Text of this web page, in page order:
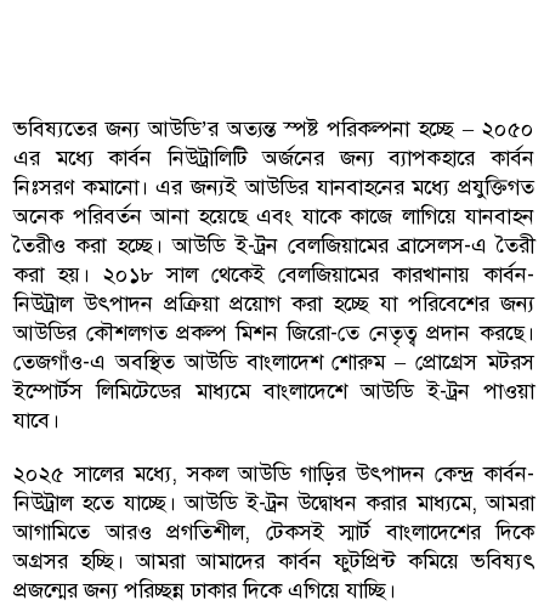
ভবিষ্যতের জন্য আউডি’র অত্যন্ত স্পষ্ট পরিকল্পনা হচ্ছে – ২০৫০
এর মধ্যে কার্বন নিউট্রালিটি অর্জনের জন্য ব্যাপকহারে কার্বন
নিঃসরণ কমানো। এর জন্যই আউডির যানবাহনের মধ্যে প্রযুক্তিগত
অনেক পরিবর্তন আনা হয়েছে এবং যাকে কাজে লাগিয়ে যানবাহন
তৈরীও করা হচ্ছে। আউডি ই-ট্রন বেলজিয়ামের ব্রাসেলস-এ তৈরী
করা হয়। ২০১৮ সাল থেকেই বেলজিয়ামের কারখানায় কার্বন-
নিউট্রাল উৎপাদন প্রক্রিয়া প্রয়োগ করা হচ্ছে যা পরিবেশের জন্য
আউডির কৌশলগত প্রকল্প মিশন জিরো-তে নেতৃত্ব প্রদান করছে।
তেজগাঁও-এ অবস্থিত আউডি বাংলাদেশ শোরুম – প্রোগ্রেস মটরস
ইম্পোর্টস লিমিটেডের মাধ্যমে বাংলাদেশে আউডি ই-ট্রন পাওয়া
যাবে।
২০২৫ সালের মধ্যে, সকল আউডি গাড়ির উৎপাদন কেন্দ্র কার্বন-
নিউট্রাল হতে যাচ্ছে। আউডি ই-ট্রন উদ্বোধন করার মাধ্যমে, আমরা
আগামিতে আরও প্রগতিশীল, টেকসই স্মার্ট বাংলাদেশের দিকে
অগ্রসর হচ্ছি। আমরা আমাদের কার্বন ফুটপ্রিন্ট কমিয়ে ভবিষ্যৎ
প্রজন্মের জন্য পরিচ্ছন্ন ঢাকার দিকে এগিয়ে যাচ্ছি।